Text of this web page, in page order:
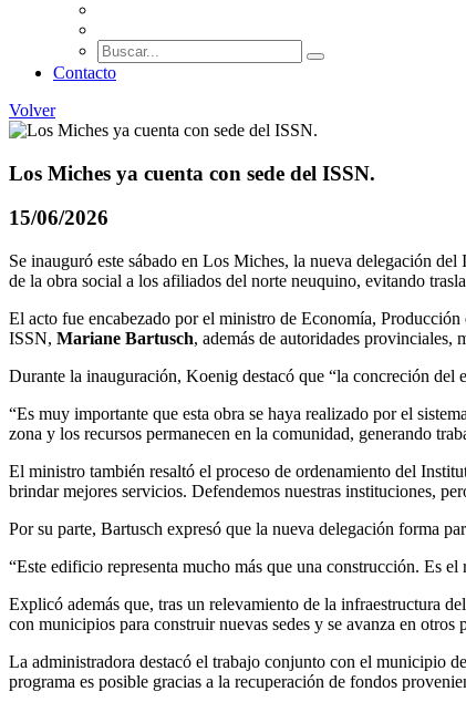
Contacto
Volver
Los Miches ya cuenta con sede del ISSN.
15/06/2026
Se inauguró este sábado en Los Miches, la nueva delegación
de la obra social a los afiliados del norte neuquino, evitando
El acto fue encabezado por el ministro de Economía, Producción
ISSN, Mariane Bartusch, además de autoridades provinciales,
Durante la inauguración, Koenig destacó que “la concreción
“Es muy importante que esta obra se haya realizado por el
zona y los recursos permanecen en la comunidad, generando
El ministro también resaltó el proceso de ordenamiento del
brindar mejores servicios. Defendemos nuestras instituciones,
Por su parte, Bartusch expresó que la nueva delegación forma
“Este edificio representa mucho más que una construcción. Es
Explicó además que, tras un relevamiento de la infraestructura
con municipios para construir nuevas sedes y se avanza en otros
La administradora destacó el trabajo conjunto con el municipio
programa es posible gracias a la recuperación de fondos